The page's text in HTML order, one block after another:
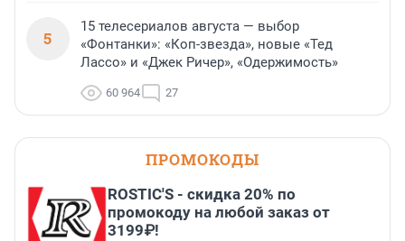
5
15 телесериалов августа — выбор
«Фонтанки»: «Коп-звезда», новые «Тед
Лассо» и «Джек Ричер», «Одержимость»
60 964 27
ПРОМОКОДЫ
ROSTIC'S - скидка 20% по
промокоду на любой заказ от
3199₽!